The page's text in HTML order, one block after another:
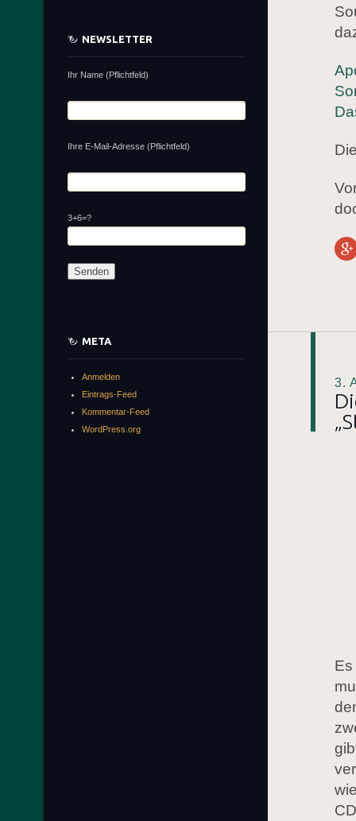
3.
NEWSLETTER
Ihr Name (Pflichtfeld)
Ihre E-Mail-Adresse (Pflichtfeld)
3+6=?
META
Anmelden
Eintrags-Feed
Kommentar-Feed
WordPress.org